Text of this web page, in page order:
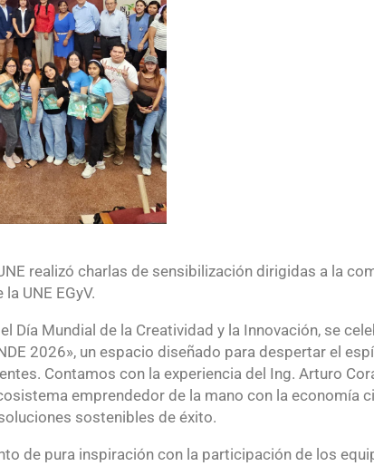
realizó charlas de sensibilización dirigidas a la
UNE EGyV.
Día Mundial de la Creatividad y la Innovación, se
2026», un espacio diseñado para despertar el
Contamos con la experiencia del Ing. Arturo
emprendedor de la mano con la economía
sostenibles de éxito.
de pura inspiración con la participación de los